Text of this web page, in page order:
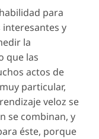
para
interesantes y
la
que las
actos de
particular,
veloz se
se combinan, y
éste, porque